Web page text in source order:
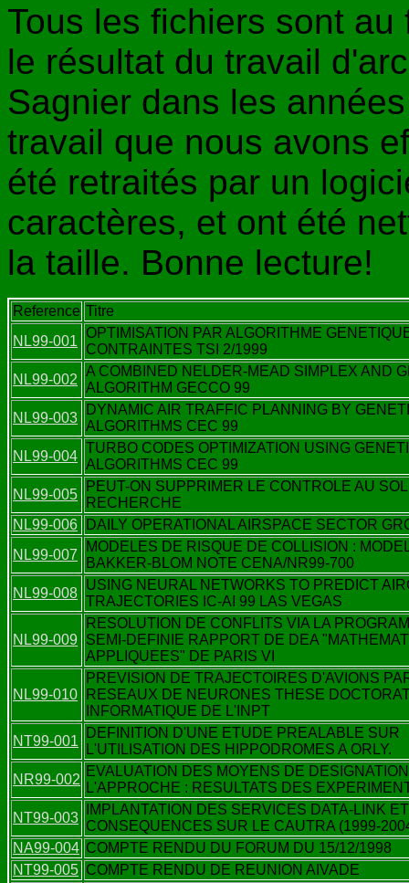
Tous les fichiers sont
le résultat du travail
Sagnier dans les
travail que nous avons
été retraités par un
caractères, et ont été
la taille. Bonne lecture!
Reference Titre
NL99-001
OPTIMISATION PAR ALGORITHME
CONTRAINTES TSI 2/1999
NL99-002
A COMBINED NELDER-MEAD SIMPLEX AND
ALGORITHM GECCO 99
NL99-003
DYNAMIC AIR TRAFFIC PLANNING BY
ALGORITHMS CEC 99
NL99-004
TURBO CODES OPTIMIZATION USING
ALGORITHMS CEC 99
NL99-005
PEUT-ON SUPPRIMER LE CONTROLE AU
RECHERCHE
NL99-006
DAILY OPERATIONAL AIRSPACE SECTOR
NL99-007
MODELES DE RISQUE DE COLLISION :
BAKKER-BLOM NOTE CENA/NR99-700
NL99-008
USING NEURAL NETWORKS TO PREDICT
TRAJECTORIES IC-AI 99 LAS VEGAS
NL99-009
RESOLUTION DE CONFLITS VIA LA
SEMI-DEFINIE RAPPORT DE DEA
APPLIQUEES" DE PARIS VI
NL99-010
PREVISION DE TRAJECTOIRES D'AVIONS
RESEAUX DE NEURONES THESE
INFORMATIQUE DE L'INPT
NT99-001
DEFINITION D'UNE ETUDE PREALABLE SUR
L'UTILISATION DES HIPPODROMES A ORLY.
NR99-002
EVALUATION DES MOYENS DE
L'APPROCHE : RESULTATS DES
NT99-003
IMPLANTATION DES SERVICES DATA-LINK ET
CONSEQUENCES SUR LE CAUTRA (1999-
NA99-004 COMPTE RENDU DU FORUM DU 15/12/1998
NT99-005 COMPTE RENDU DE REUNION AIVADE